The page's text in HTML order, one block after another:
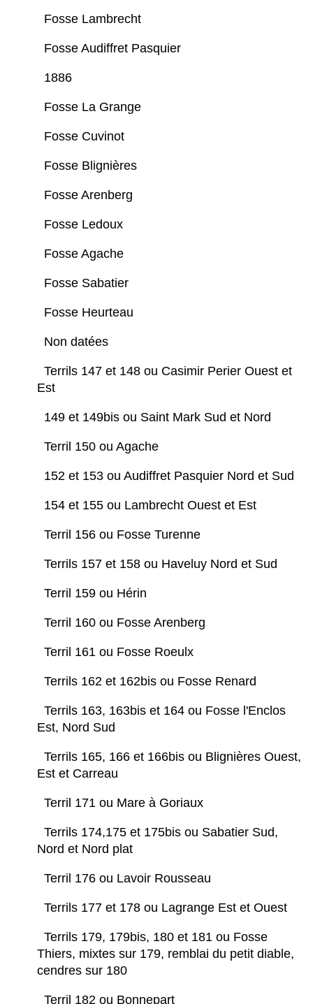
Fosse Lambrecht
Fosse Audiffret Pasquier
1886
Fosse La Grange
Fosse Cuvinot
Fosse Blignières
Fosse Arenberg
Fosse Ledoux
Fosse Agache
Fosse Sabatier
Fosse Heurteau
Non datées
Terrils 147 et 148 ou Casimir Perier Ouest et
Est
149 et 149bis ou Saint Mark Sud et Nord
Terril 150 ou Agache
152 et 153 ou Audiffret Pasquier Nord et Sud
154 et 155 ou Lambrecht Ouest et Est
Terril 156 ou Fosse Turenne
Terrils 157 et 158 ou Haveluy Nord et Sud
Terril 159 ou Hérin
Terril 160 ou Fosse Arenberg
Terril 161 ou Fosse Roeulx
Terrils 162 et 162bis ou Fosse Renard
Terrils 163, 163bis et 164 ou Fosse l'Enclos
Est, Nord Sud
Terrils 165, 166 et 166bis ou Blignières Ouest,
Est et Carreau
Terril 171 ou Mare à Goriaux
Terrils 174,175 et 175bis ou Sabatier Sud,
Nord et Nord plat
Terril 176 ou Lavoir Rousseau
Terrils 177 et 178 ou Lagrange Est et Ouest
Terrils 179, 179bis, 180 et 181 ou Fosse
Thiers, mixtes sur 179, remblai du petit diable,
cendres sur 180
Terril 182 ou Bonnepart